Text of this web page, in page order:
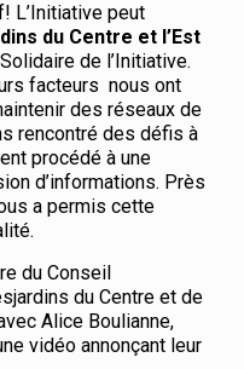
L’Initiative peut
du Centre et l’Est
de l’Initiative.
facteurs nous ont
des réseaux de
rencontré des défis à
procédé à une
d’informations. Près
a permis cette
du Conseil
du Centre et de
Alice Boulianne,
vidéo annonçant leur